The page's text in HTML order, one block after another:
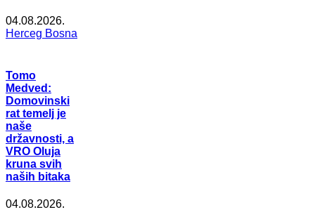
04.08.2026.
Herceg Bosna
Tomo
Medved:
Domovinski
rat temelj je
naše
državnosti, a
VRO Oluja
kruna svih
naših bitaka
04.08.2026.